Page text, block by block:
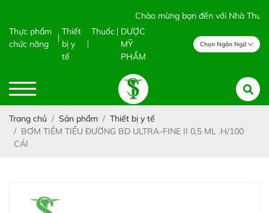
Chào mừng bạn đến với Nhà Thuốc
Thực phẩm
chức năng
Thiết
bị y
tế
Thuốc
DƯỢC
MỸ
PHẨM
Chọn Ngôn Ngữ
Trang chủ Sản phẩm
Thiết bị y tế
BƠM TIÊM TIỂU ĐƯỜNG BD ULTRA-FINE II 0,5 ML .H/100
CÁI